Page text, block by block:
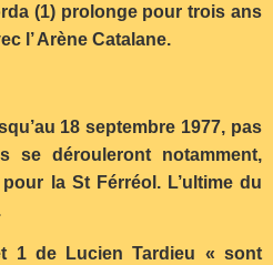
(1) prolonge pour trois ans
l’ Arène Catalane.
18 septembre 1977, pas
se dérouleront notamment,
la St Férréol. L’ultime du
1 de Lucien Tardieu « sont